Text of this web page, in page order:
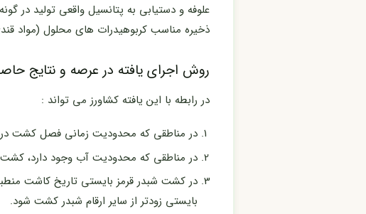
علوفه و دستیابی به پتانسیل واقعی تولید در
ذخیره مناسب کربوهیدرات های محلول (مواد
روش اجرای یافته در عرصه و نتایج
در رابطه با این یافته کشاورز می تواند :
در مناطقی که محدودیت زمانی فصل کشت در
در مناطقی که محدودیت آب وجود دارد، کشت
در کشت شبدر قرمز بایستی تاریخ کاشت
بایستی زودتر از سایر ارقام شبدر کشت شود.